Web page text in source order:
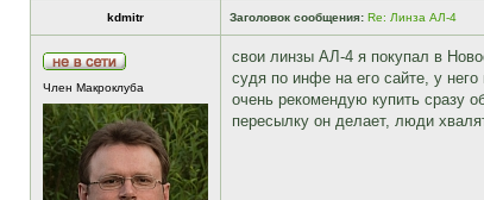
kdmitr Заголовок сообщения: Re: Линза АЛ-4
Член Макроклуба
свои линзы АЛ-4 я покупал в
судя по инфе на его сайте, у
очень рекомендую купить сразу
пересылку он делает, люди